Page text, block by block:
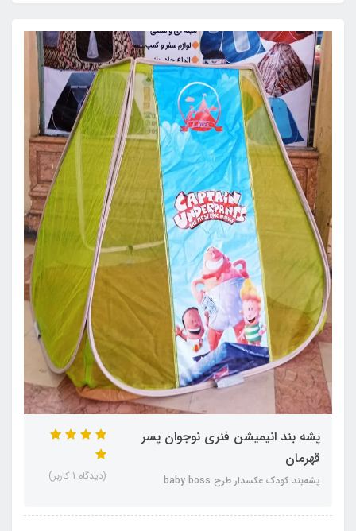
پشه‌ بند انیمیشن فنری نوجوان پسر
قهرمان
پشه‌بند کودک عکسدار طرح baby boss (دیدگاه 1 کاربر)